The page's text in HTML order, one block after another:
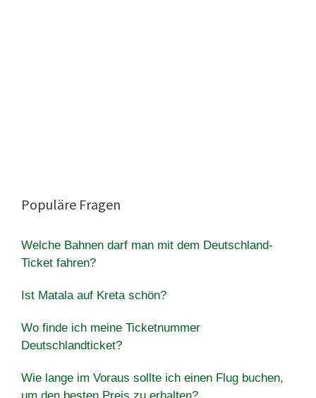
Populäre Fragen
Welche Bahnen darf man mit dem Deutschland-
Ticket fahren?
Ist Matala auf Kreta schön?
Wo finde ich meine Ticketnummer
Deutschlandticket?
Wie lange im Voraus sollte ich einen Flug buchen,
um den besten Preis zu erhalten?